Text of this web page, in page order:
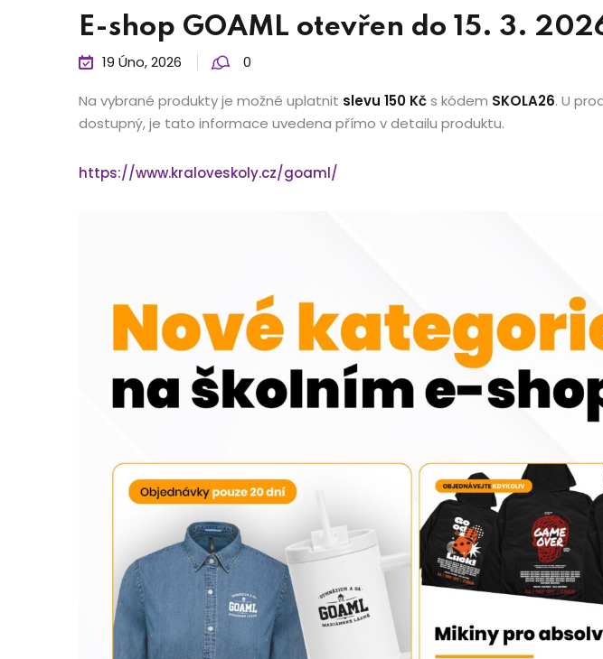
E-shop GOAML otevřen do 15. 3.
19 Úno, 2026 0
Na vybrané produkty je možné uplatnit slevu 150 Kčs kódem SKOLA26. U
dostupný, je tato informace uvedena přímo v detailu produktu.
https://www.kraloveskoly.cz/goaml/